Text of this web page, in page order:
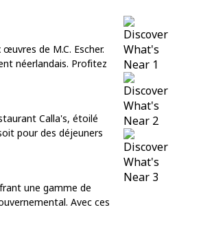
de M.C. Escher.
néerlandais. Profitez
Calla's, étoilé
pour des déjeuners
une gamme de
Avec ces